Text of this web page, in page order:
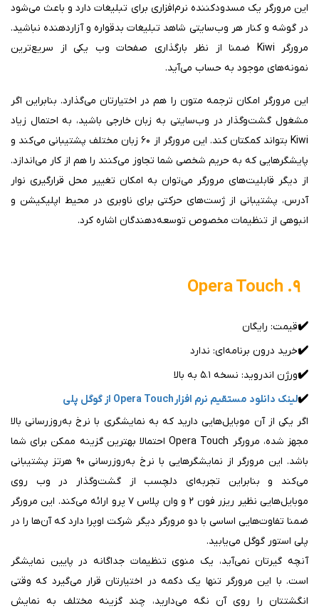
این مرورگر یک مسدودکننده نرم‌افزاری برای تبلیغات دارد و باعث می‌شود
در گوشه و کنار هر وب‌سایتی شاهد تبلیغات بدقواره و آزاردهنده نباشید.
مرورگر Kiwi ضمنا از نظر بارگذاری صفحات وب یکی از سریع‌ترین
نمونه‌های موجود به حساب می‌آید.
این مرورگر امکان ترجمه متون را هم در اختیارتان می‌گذارد. بنابراین اگر
مشغول گشت‌وگذار در وب‌سایتی به زبان خارجی باشید، به احتمال زیاد
Kiwi بتواند کمکتان کند. این مرورگر از ۶۰ زبان مختلف پشتیبانی می‌کند و
پایشگرهایی که به حریم شخصی شما تجاوز می‌کنند را هم از کار می‌اندازد.
از دیگر قابلیت‌های مرورگر می‌توان به امکان تغییر محل قرارگیری نوار
آدرس، پشتیبانی از ژست‌های حرکتی برای ناوبری در محیط اپلیکیشن و
انبوهی از تنظیمات مخصوص توسعه‌دهندگان اشاره کرد.
۹. Opera Touch
✔️قیمت: رایگان
✔️خرید درون برنامه‌ای: ندارد
✔️ورژن اندروید: نسخه ۵.۱ به بالا
✔️لینک دانلود مستقیم نرم افزار Opera Touch از گوگل پلی
اگر یکی از آن‌ موبایل‌هایی دارید که به نمایشگری با نرخ به‌روزرسانی بالا
مجهز شده، مرورگر Opera Touch احتمالا بهترین گزینه ممکن برای شما
باشد. این مرورگر از نمایشگرهایی با نرخ به‌روزرسانی ۹۰ هرتز پشتیبانی
می‌کند و بنابراین تجربه‌ای دلچسب از گشت‌وگذار در وب روی
موبایل‌هایی نظیر ریزر فون ۲ و وان پلاس ۷ پرو ارائه می‌کند. این مرورگر
ضمنا تفاوت‌هایی اساسی با دو مرورگر دیگر شرکت اوپرا دارد که آن‌ها را در
پلی استور گوگل می‌یابید.
آنچه گیرتان نمی‌آید، یک منوی تنظیمات جداگانه در پایین نمایشگر
است. با این مرورگر تنها یک دکمه در اختیارتان قرار می‌گیرد که وقتی
انگشتتان را روی آن نگه می‌دارید، چند گزینه مختلف به نمایش